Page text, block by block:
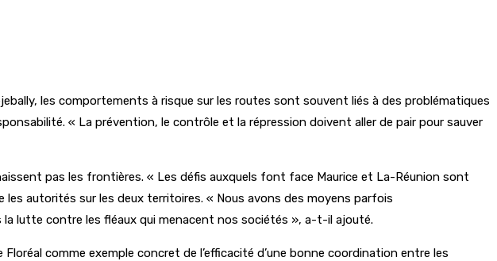
les comportements à risque sur les routes sont souvent liés à des problématiques
« La prévention, le contrôle et la répression doivent aller de pair pour sauver
pas les frontières. « Les défis auxquels font face Maurice et La-Réunion sont
autorités sur les deux territoires. « Nous avons des moyens parfois
la lutte contre les fléaux qui menacent nos sociétés », a-t-il ajouté.
comme exemple concret de l’efficacité d’une bonne coordination entre les